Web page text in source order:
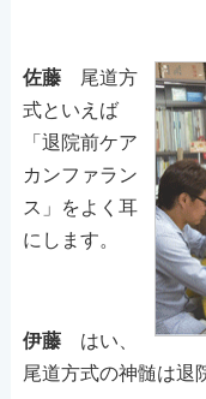
佐藤尾道方
式といえば
「退院前ケア
カンファラン
ス」をよく耳
にします。
伊藤はい、
尾道方式の神髄は退